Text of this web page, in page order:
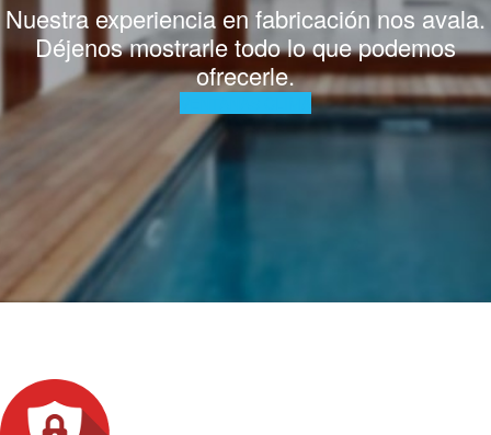
Nuestra experiencia en fabricación nos avala.
Déjenos mostrarle todo lo que podemos
ofrecerle.